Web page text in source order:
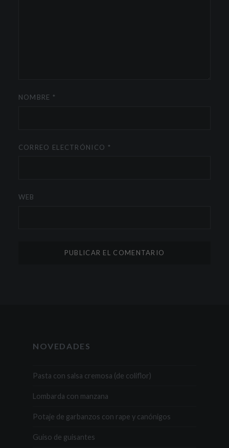
NOMBRE *
CORREO ELECTRÓNICO *
WEB
NOVEDADES
Pasta con salsa cremosa (de coliflor)
Lombarda con manzana
Potaje de garbanzos con rape y canónigos
Guiso de guisantes